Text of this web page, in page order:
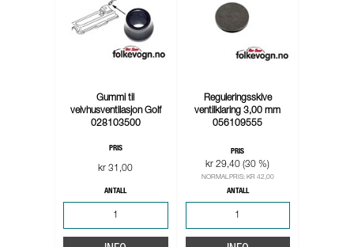
Gummi til
veivhusventilasjon Golf
028103500
PRIS
kr 31,00
ANTALL
Reguleringsskive
ventilklaring 3,00 mm
056109555
PRIS
kr 29,40 (30 %)
NORMALPRIS: KR 42,00
ANTALL